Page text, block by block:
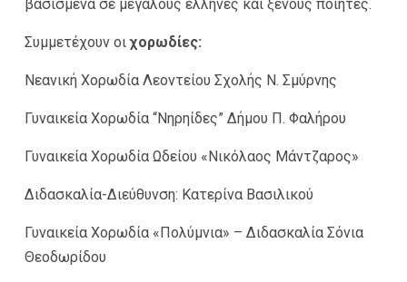
βασισμένα σε μεγάλους έλληνες και ξένους ποιητές.
Συμμετέχουν οιχορωδίες:
Νεανική Χορωδία Λεοντείου Σχολής Ν. Σμύρνης
Γυναικεία Χορωδία “Νηρηίδες” Δήμου Π. Φαλήρου
Γυναικεία Χορωδία Ωδείου «Νικόλαος Μάντζαρος»
Διδασκαλία-Διεύθυνση: Κατερίνα Βασιλικού
Γυναικεία Χορωδία «Πολύμνια» – Διδασκαλία Σόνια
Θεοδωρίδου